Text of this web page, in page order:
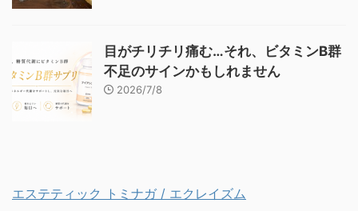
目がチリチリ痛む…それ、ビタミンB群
不足のサインかもしれません
2026/7/8
エステティック トミナガ / エクレイズム